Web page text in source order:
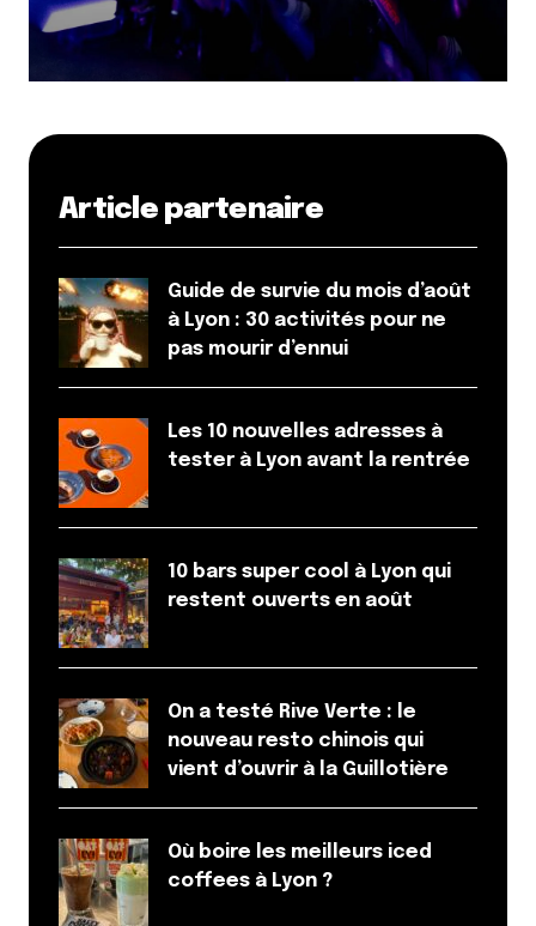
Article partenaire
Guide de survie du mois d’août
à Lyon : 30 activités pour ne
pas mourir d’ennui
Les 10 nouvelles adresses à
tester à Lyon avant la rentrée
10 bars super cool à Lyon qui
restent ouverts en août
On a testé Rive Verte : le
nouveau resto chinois qui
vient d’ouvrir à la Guillotière
Où boire les meilleurs iced
coffees à Lyon ?